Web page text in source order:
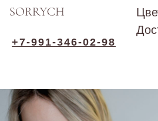
Цветы. Букеты.
+7-991-346-02-98